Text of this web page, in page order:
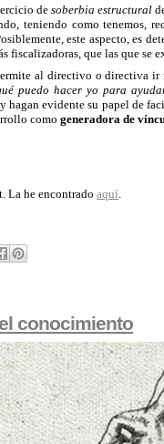
desoberbia estructural
teniendo como tenemos,
este aspecto, es
fiscalizadoras, que las que se
al directivo o directiva
puedo hacer yo para
evidente su papel de
comogeneradora de
La he encontradoaquí.
conocimiento